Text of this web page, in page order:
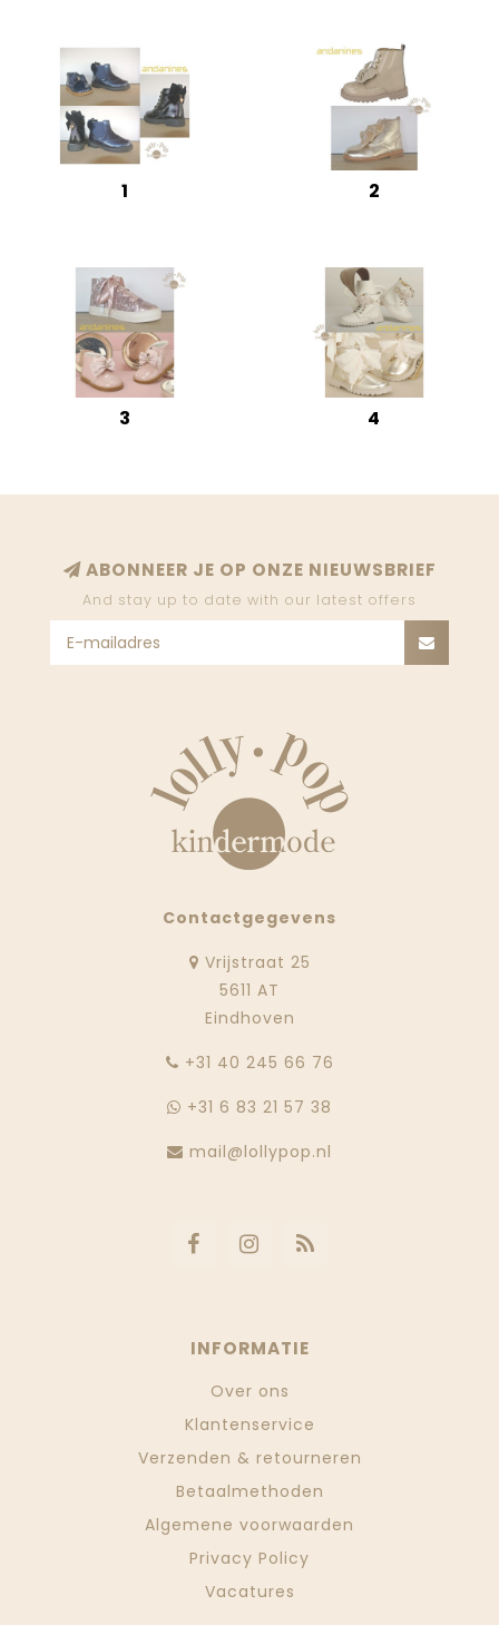
1 2
3 4
ABONNEER JE OP ONZE NIEUWSBRIEF
And stay up to date with our latest offers
Contactgegevens
Vrijstraat 25
5611 AT
Eindhoven
‭+31 40 245 66 76
+31 6 83 21 57 38
mail@lollypop.nl
INFORMATIE
Over ons
Klantenservice
Verzenden & retourneren
Betaalmethoden
Algemene voorwaarden
Privacy Policy
Vacatures